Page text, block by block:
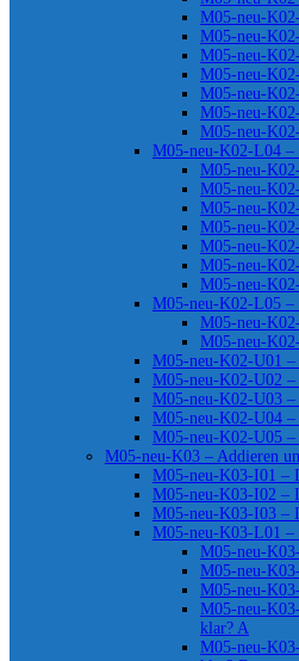
M05-neu-
M05-neu-
M05-neu-
M05-neu-
M05-neu-
M05-neu-
M05-neu-
M05-neu-K02-L04 –
M05-neu-
M05-neu-
M05-neu-
M05-neu-
M05-neu-
M05-neu-
M05-neu-
M05-neu-K02-L05 –
M05-neu-
M05-neu-
M05-neu-K02-U01
M05-neu-K02-U02 –
M05-neu-K02-U03 –
M05-neu-K02-U04 –
M05-neu-K02-U05 –
M05-neu-K03 – Addieren
M05-neu-K03-I01 –
M05-neu-K03-I02 –
M05-neu-K03-I03 –
M05-neu-K03-L01 –
M05-neu-
M05-neu-
M05-neu-
M05-neu-
klar? A
M05-neu-